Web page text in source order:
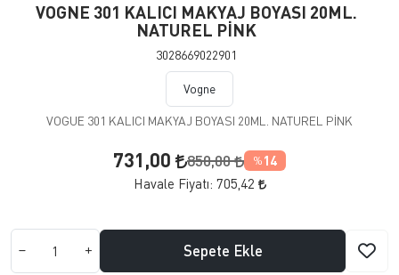
VOGNE 301 KALICI MAKYAJ BOYASI 20ML.
NATUREL PİNK
3028669022901
Vogne
VOGUE 301 KALICI MAKYAJ BOYASI 20ML. NATUREL PİNK
731,00 850,00 % 14
Havale Fiyatı: 705,42
Sepete Ekle